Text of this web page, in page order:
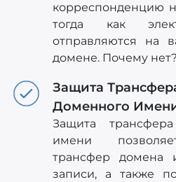
корреспонденцию
тогда как
отправляются на
домене. Почему нет?
Защита
Доменного
Защита
имени
трансфер домена
записи, а также